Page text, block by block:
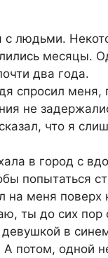
с людьми.
месяцы.
два года.
спросил меня,
не
что я
в город с
попытаться
на меня поверх
ты до сих пор
в
потом, одной